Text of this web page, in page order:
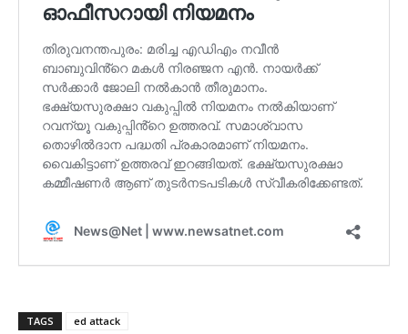
TAGS ed attack